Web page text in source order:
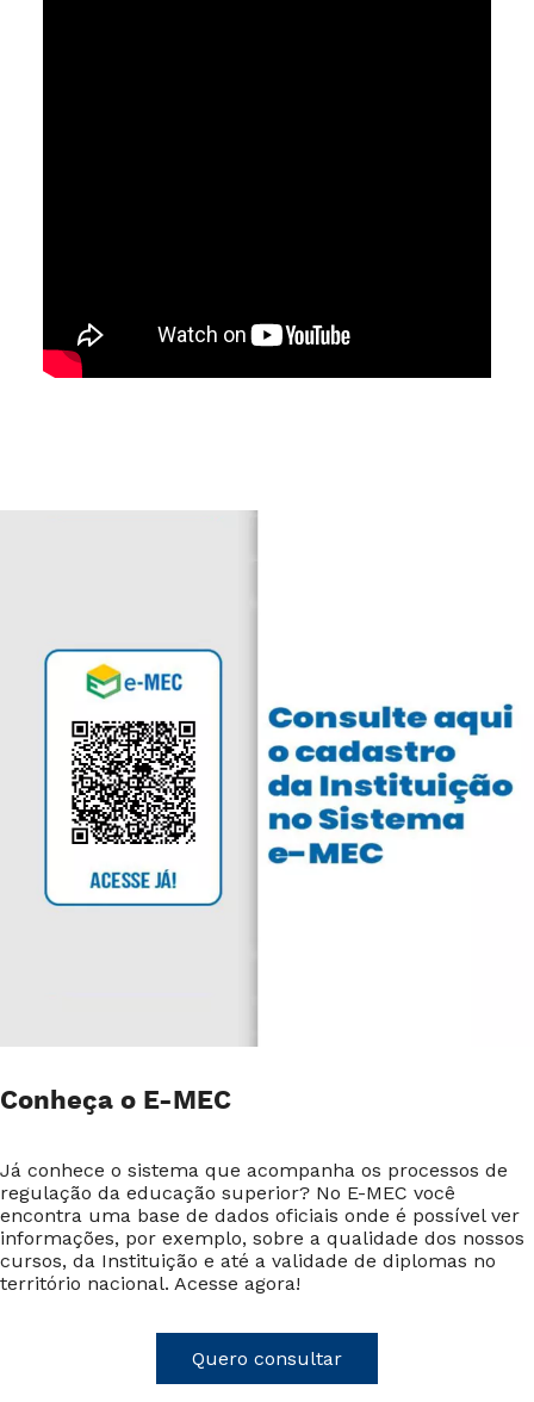
Conheça o E-MEC
Já conhece o sistema que acompanha os processos de
regulação da educação superior? No E-MEC você
encontra uma base de dados oficiais onde é possível ver
informações, por exemplo, sobre a qualidade dos nossos
cursos, da Instituição e até a validade de diplomas no
território nacional. Acesse agora!
Quero consultar